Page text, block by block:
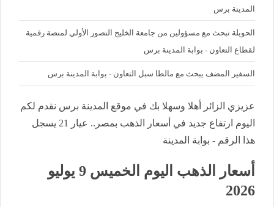
المدينة برس
الحويلة تبحث مع مسؤولين من جامعة الخليج التصور الأولي لمنصة رقمية
لقطاع التعاون - بوابة المدينة برس
السفير المضف يبحث مع مالطا سبل التعاون - بوابة المدينة برس
عزيزي الزائر أهلا وسهلا بك في موقع المدينة برس نقدم لكم
اليوم ارتفاع جديد في أسعار الذهب بمصر.. عيار 21 يسجل
هذا الرقم - بوابة المدينة
أسعار الذهب اليوم الخميس 9 يوليو
2026